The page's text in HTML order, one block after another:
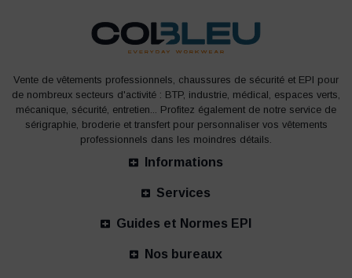
Vente de vêtements professionnels, chaussures de sécurité et EPI pour
de nombreux secteurs d'activité : BTP, industrie, médical, espaces verts,
mécanique, sécurité, entretien... Profitez également de notre service de
sérigraphie, broderie et transfert pour personnaliser vos vêtements
professionnels dans les moindres détails.
Informations
Services
Guides et Normes EPI
Nos bureaux